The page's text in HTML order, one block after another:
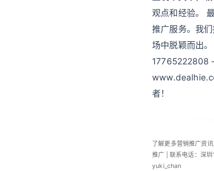
观点和经验。
推广服务。我
场中脱颖而出
17765222808
者！
了解更多营销推广资
推广 | 联系电话：深
yuki_chan